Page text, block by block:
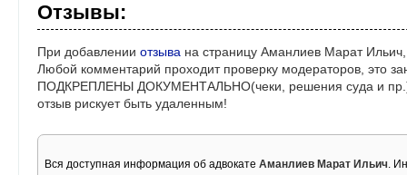
Отзывы:
При добавлении отзыва на страницу Аманлиев Марат
Любой комментарий проходит проверку модераторов, это
ПОДКРЕПЛЕНЫ ДОКУМЕНТАЛЬНО(чеки, решения суда и пр.)!
отзыв рискует быть удаленным!
Вся доступная информация об адвокате Аманлиев Марат Ильич.